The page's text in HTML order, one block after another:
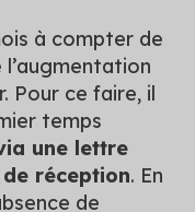
à compter de
Pour ce faire, il
temps
une lettre
réception. En
de